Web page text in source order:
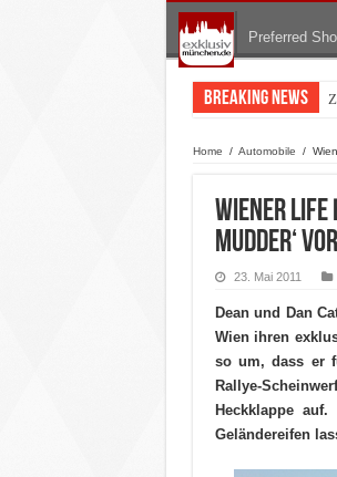
Preferred
Breaking News
Home / Automobile /
Wiener Life
Mudder‘ vor
23. Mai 2011
Dean und Dan
Wien ihren
so um, dass er
Rallye-
Heckklappe
Geländereifen